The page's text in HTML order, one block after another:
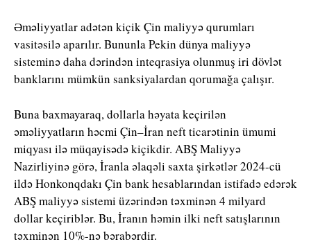
Əməliyyatlar adətən kiçik Çin maliyyə qurumları
vasitəsilə aparılır. Bununla Pekin dünya maliyyə
sisteminə daha dərindən inteqrasiya olunmuş iri dövlət
banklarını mümkün sanksiyalardan qorumağa çalışır.
Buna baxmayaraq, dollarla həyata keçirilən
əməliyyatların həcmi Çin–İran neft ticarətinin ümumi
miqyası ilə müqayisədə kiçikdir. ABŞ Maliyyə
Nazirliyinə görə, İranla əlaqəli saxta şirkətlər 2024-cü
ildə Honkonqdakı Çin bank hesablarından istifadə edərək
ABŞ maliyyə sistemi üzərindən təxminən 4 milyard
dollar keçiriblər. Bu, İranın həmin ilki neft satışlarının
təxminən 10%-nə bərabərdir.